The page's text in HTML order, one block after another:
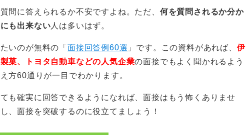
人の希望が100%通るとは限らず、欠員状況など裁判所側の人
先される可能性が高いと読み取れます。
自身の希望を明確に伝えることは非常に大切です。特に「自宅
環境で働きたい」という思いは、長期的に安定して勤務するう
す。
や通勤事情など根拠のある理由を添えると説得力が増す
問に答えられるか不安ですよね。ただ、 何を質問されるか分か
も出来ない 人は多いはず。
いのが無料の「 面接回答例60選 」です。この資料があれば、 伊
菓、トヨタ自動車などの人気企業の面接でもよく聞かれるよう
方60通りが一目でわかります。
も確実に回答できるようになれば、面接はもう怖くありませ
、面接を突破するのに役立てましょう！